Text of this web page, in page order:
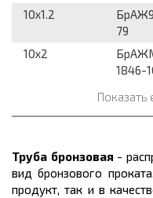
10x1.2
79
10x2
1846-
Показать
Труба бронзовая -
вид бронзового
продукт, так и в